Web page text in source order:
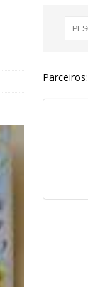
Parceiros: